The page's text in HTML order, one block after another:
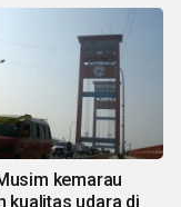
kemarau
kualitas udara di